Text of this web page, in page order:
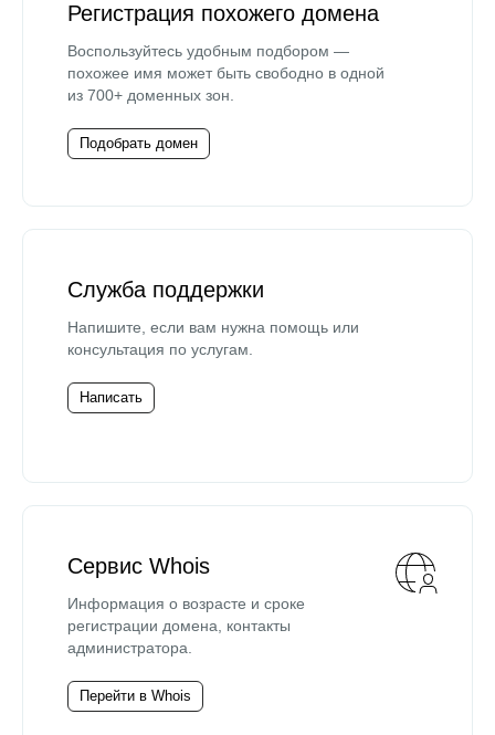
Регистрация похожего домена
Воспользуйтесь удобным подбором —
похожее имя может быть свободно в одной
из 700+ доменных зон.
Подобрать домен
Служба поддержки
Напишите, если вам нужна помощь или
консультация по услугам.
Написать
Сервис Whois
Информация о возрасте и сроке
регистрации домена, контакты
администратора.
Перейти в Whois